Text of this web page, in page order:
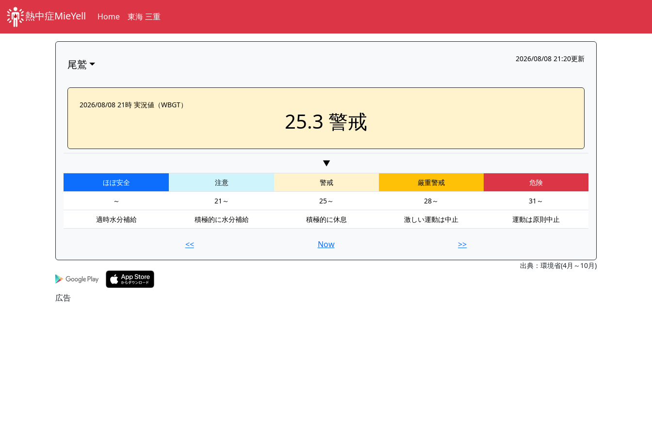
熱中症MieYell Home 東海 三重
尾鷲 2026/08/08 21:20更新
2026/08/08 21時 実況値（WBGT）
25.3 警戒
▼
ほぼ安全 注意 警戒 厳重警戒
危険
～
21～ 25～ 28～
31～
適時水分補給
積極的に水分補給 積極的に休息 激しい運動は中止 運動は原則中止
<< Now >>
出典：環境省(4月～10月)
広告